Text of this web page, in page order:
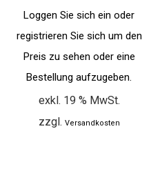
Loggen Sie sich ein oder
registrieren Sie sich um den
Preis zu sehen oder eine
Bestellung aufzugeben.
exkl. 19 % MwSt.
zzgl. Versandkosten